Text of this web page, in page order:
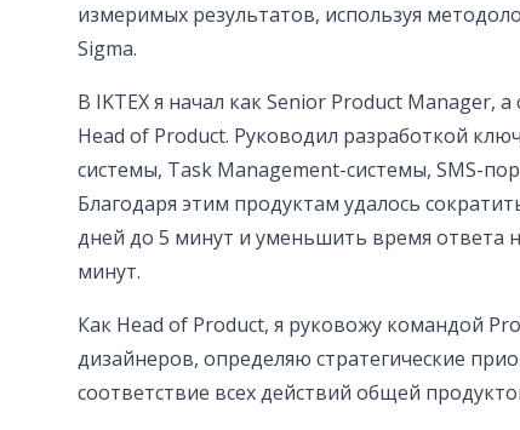
измеримых результатов, используя
Sigma.
В IKTEX я начал как Senior Product Manager,
Head of Product. Руководил разработкой
системы, Task Management-системы, SMS-
Благодаря этим продуктам удалось
дней до 5 минут и уменьшить время ответа
минут.
Как Head of Product, я руковожу командой
дизайнеров, определяю стратегические
соответствие всех действий общей